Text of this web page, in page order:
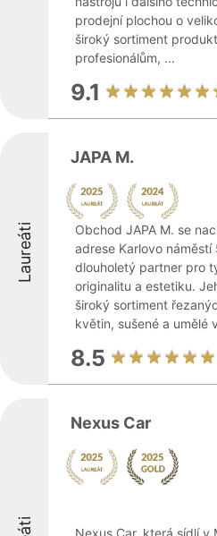
prodejní plochou o
široký sortiment
profesionálům, ...
9.1
Laureáti
JAPA M.
Obchod JAPA M. se
adrese Karlovo
dlouholetý partner pro
originalitu a estetiku.
široký sortiment
květin, sušené a umělé
8.5
Nexus Car
Nexus Car, která sídlí v